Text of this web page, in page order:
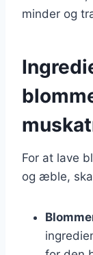
minder og
For at lave
og æble,